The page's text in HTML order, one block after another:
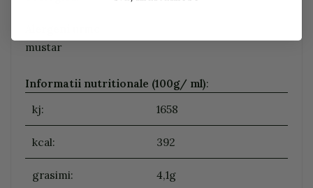
mustar
Informatii nutritionale (100g/ ml):
kj:
1658
kcal: 392
grasimi: 4,1g